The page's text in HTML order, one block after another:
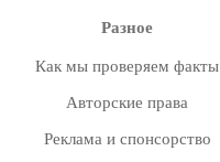
Разное
Как мы проверяем факты
Авторские права
Реклама и спонсорство